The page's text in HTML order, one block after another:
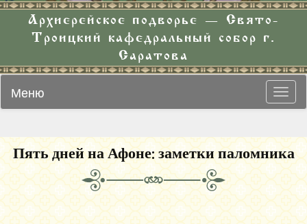
Архиерейское подворье — Свято-
Троицкий кафедральный собор г.
Саратова
Меню
Пять дней на Афоне: заметки паломника